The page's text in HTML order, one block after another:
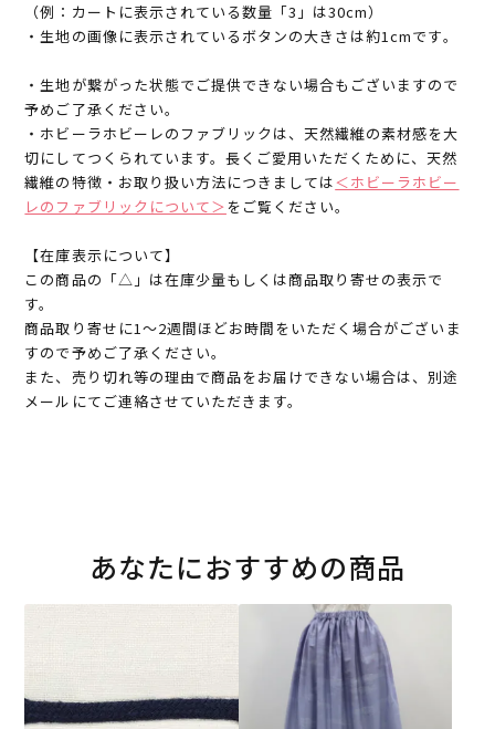
（例：カートに表示されている数量「3」は30cm）
・生地の画像に表示されているボタンの大きさは約1cmです。
・生地が繋がった状態でご提供できない場合もございますので
予めご了承ください。
・ホビーラホビーレのファブリックは、天然繊維の素材感を大
切にしてつくられています。長くご愛用いただくために、天然
繊維の特徴・お取り扱い方法につきましては＜ホビーラホビー
レのファブリックについて＞ をご覧ください。
【在庫表示について】
この商品の「△」は在庫少量もしくは商品取り寄せの表示で
す。
商品取り寄せに1～2週間ほどお時間をいただく場合がございま
すので予めご了承ください。
また、売り切れ等の理由で商品をお届けできない場合は、別途
メールにてご連絡させていただきます。
あなたにおすすめの商品